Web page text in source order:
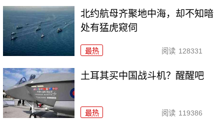
北约航母齐聚地中海，却不知暗
处有猛虎窥伺
最热 阅读 128331
土耳其买中国战斗机？醒醒吧
最热 阅读 119386